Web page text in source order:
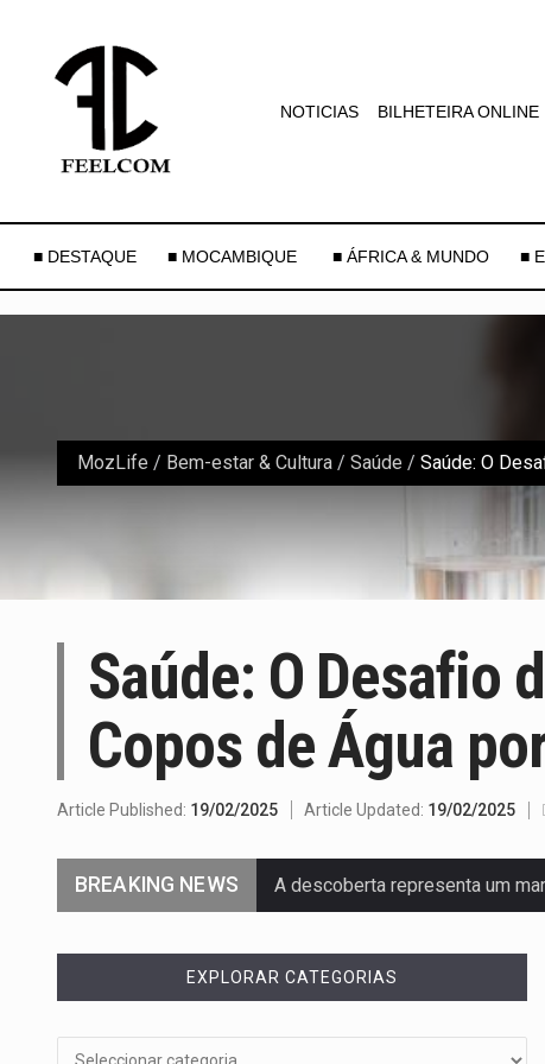
NOTICIAS BILHETEIRA ONLINE
■ DESTAQUE ■ MOCAMBIQUE ■ ÁFRICA & MUNDO ■
MozLife / Bem-estar & Cultura / Saúde / Saúde: O
Saúde: O Desafio
Copos de Água
Article Published: 19/02/2025 Article Updated: 19/02/2025
BREAKING NEWS A descoberta representa um
EXPLORAR CATEGORIAS